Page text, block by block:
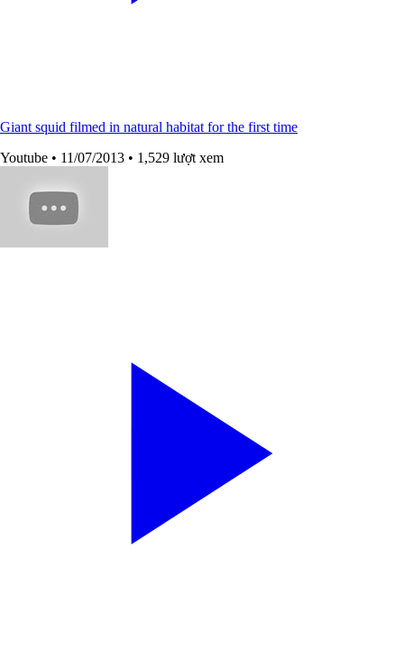
Giant squid filmed in natural habitat for the first time
Youtube • 11/07/2013 • 1,529 lượt xem